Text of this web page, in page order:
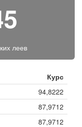
леев
Курс
94,8222
87,9712
87,9712